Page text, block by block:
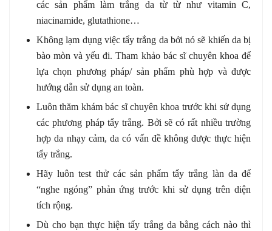
các sản phẩm làm trắng da từ từ như vitamin C,
niacinamide, glutathione…
Không lạm dụng việc tẩy trắng da bởi nó sẽ khiến da bị
bào mòn và yếu đi. Tham khảo bác sĩ chuyên khoa để
lựa chọn phương pháp/ sản phẩm phù hợp và được
hướng dẫn sử dụng an toàn.
Luôn thăm khám bác sĩ chuyên khoa trước khi sử dụng
các phương pháp tẩy trắng. Bởi sẽ có rất nhiều trường
hợp da nhạy cảm, da có vấn đề không được thực hiện
tẩy trắng.
Hãy luôn test thử các sản phẩm tẩy trắng làn da để
“nghe ngóng” phản ứng trước khi sử dụng trên diện
tích rộng.
Dù cho bạn thực hiện tẩy trắng da bằng cách nào thì